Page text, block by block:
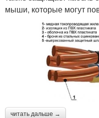
мыши, которые могут
читать дальше →